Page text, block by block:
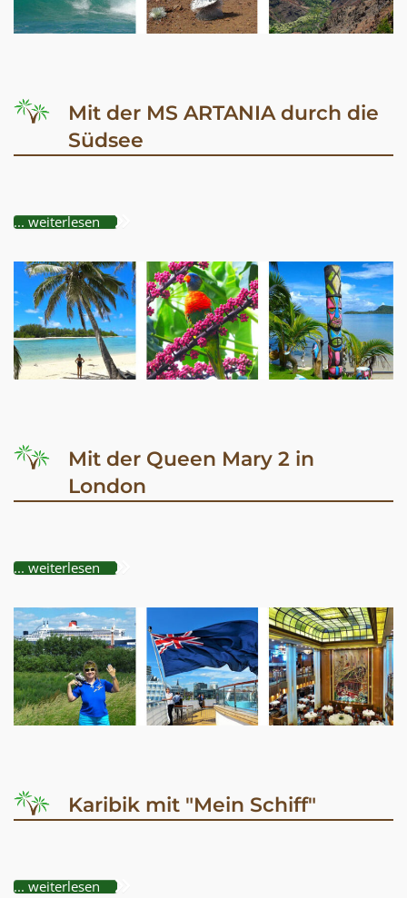
Mit der MS ARTANIA durch die
Südsee
... weiterlesen
Mit der Queen Mary 2 in
London
... weiterlesen
Karibik mit "Mein Schiff"
... weiterlesen